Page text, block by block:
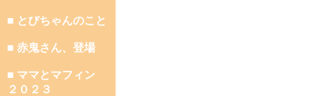
■ とびちゃんのこと
■ 赤鬼さん、登場
■ ママとマフィン
２０２３